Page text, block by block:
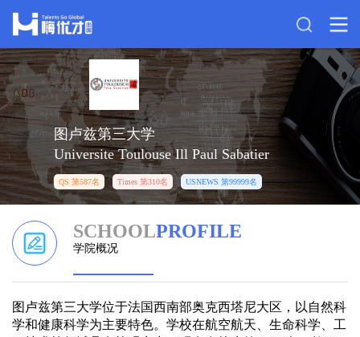
图卢兹第三大学
Universite Toulouse Ill Paul Sabatier
QS 第587名 Times 第310名 USNEWS 第99999名
SCHOOLPROFILE
学院概况
图卢兹第三大学位于法国西南部奥克西塔尼大区，以自然科
学和健康科学为主要特色。学校在航空航天、生命科学、工